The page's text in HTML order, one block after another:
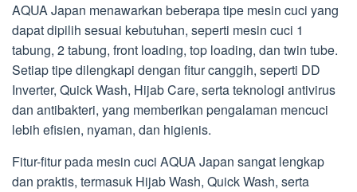
AQUA Japan menawarkan beberapa tipe mesin cuci yang
dapat dipilih sesuai kebutuhan, seperti mesin cuci 1
tabung, 2 tabung, front loading, top loading, dan twin tube.
Setiap tipe dilengkapi dengan fitur canggih, seperti DD
Inverter, Quick Wash, Hijab Care, serta teknologi antivirus
dan antibakteri, yang memberikan pengalaman mencuci
lebih efisien, nyaman, dan higienis.
Fitur-fitur pada mesin cuci AQUA Japan sangat lengkap
dan praktis, termasuk Hijab Wash, Quick Wash, serta